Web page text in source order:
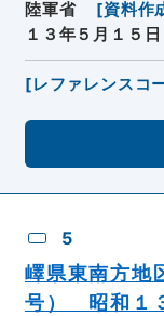
陸軍省 [資料作
１３年５月１５日
[レファレンスコ
5
嶧県東南方地
号） 昭和１